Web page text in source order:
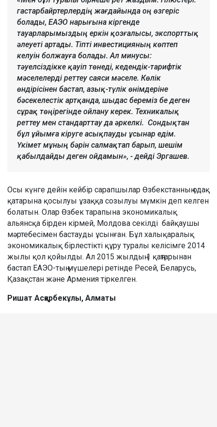
гастарбайртерлердің жағдайында оң өзгеріс
болады, ЕАЭО нарығына кіргенде
тауарларымыздың еркін қозғалысы, экспорттық
әлеуеті артады. Тіпті инвестицияның көптеп
келуін болжауға болады. Ал минусы:
тәуелсіздікке қауіп төнеді, кедендік-тарифтік
мәселелерді реттеу саяси мәселе. Көлік
өндірісінен бастап, азық-түлік өнімдеріне
бәсекелестік артқанда, шыдас береміз бе деген
сұрақ төңірегінде ойлану керек. Техникалық
реттеу мен стандарттау да әркелкі. Сондықтан
бұл ұйымға кіруге асықпауды ұсынар едім.
Үкімет мұның бәрін салмақтап барып, шешім
қабылдайды деген ойдамын», - дейді Эргашев.
Осы күнге дейін кейбір сарапшылар Өзбекстанның одақ
қатарына қосылуы ұзаққа созылуы мүмкін деп келген
болатын. Олар Өзбек тарапына экономикалық
альянсқа бірден кірмей, Молдова секілді байқаушы
мәртебесімен бастауды ұсынған. Бұл халықаралық
экономикалық бірлестікті құру туралы келісімге 2014
жылы қол қойылды. Ал 2015 жылдың 1 қаңтарынан
бастап ЕАЭО-тың мүшелері ретінде Ресей, Беларусь,
Қазақстан және Армения тіркелген.
Ришат Асқарбекұлы, Алматы